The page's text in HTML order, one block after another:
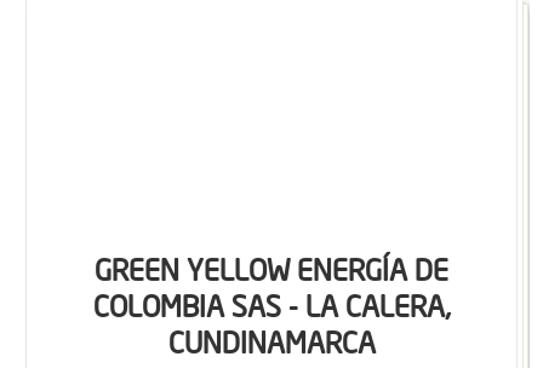
GREEN YELLOW ENERGÍA DE
COLOMBIA SAS - LA CALERA,
CUNDINAMARCA